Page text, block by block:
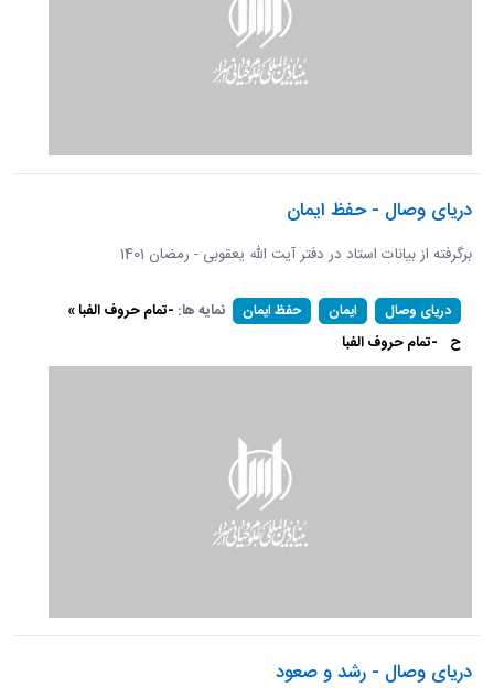
دریای وصال - حفظ ایمان
برگرفته از بیانات استاد در دفتر آیت الله یعقوبی - رمضان 1401
دریای وصال ایمان حفظ ایمان نمایه ها: -تمام حروف الفبا »
ح -تمام حروف الفبا
دریای وصال - رشد و صعود